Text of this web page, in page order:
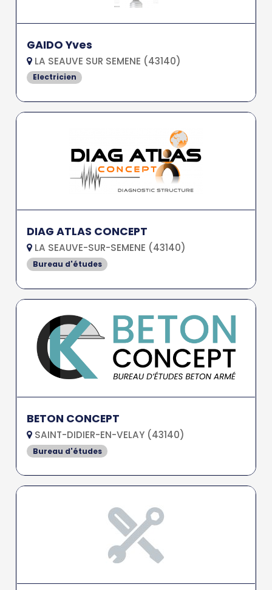
GAIDO Yves
LA SEAUVE SUR SEMENE (43140)
Electricien
DIAG ATLAS CONCEPT
LA SEAUVE-SUR-SEMENE (43140)
Bureau d'études
BETON CONCEPT
SAINT-DIDIER-EN-VELAY (43140)
Bureau d'études